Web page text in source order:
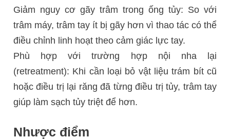
Giảm nguy cơ gãy trâm trong ống tủy: So với
trâm máy, trâm tay ít bị gãy hơn vì thao tác có thể
điều chỉnh linh hoạt theo cảm giác lực tay.
Phù hợp với trường hợp nội nha lại
(retreatment): Khi cần loại bỏ vật liệu trám bít cũ
hoặc điều trị lại răng đã từng điều trị tủy, trâm tay
giúp làm sạch tủy triệt để hơn.
Nhược điểm